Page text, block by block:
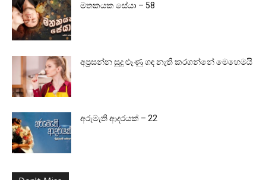
මතකයක සේයා – 58
අප්‍රසන්න සුදු ළූණු ගඳ නැති කරගන්නේ මෙහෙමයි
අරුමැති ආදරයක් – 22